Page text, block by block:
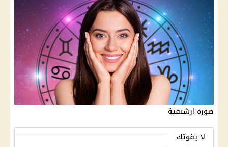
صورة ارشيفية
لا يفوتك